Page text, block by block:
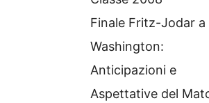
Finale Fritz-Jodar a
Washington:
Anticipazioni e
Aspettative del